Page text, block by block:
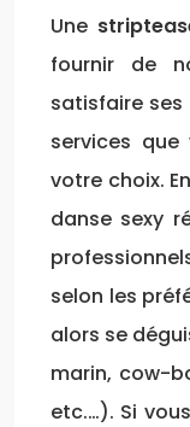
Une
fournir de
satisfaire
services
votre choix.
danse sexy
selon les
alors se
marin, cow-
etc.…). Si